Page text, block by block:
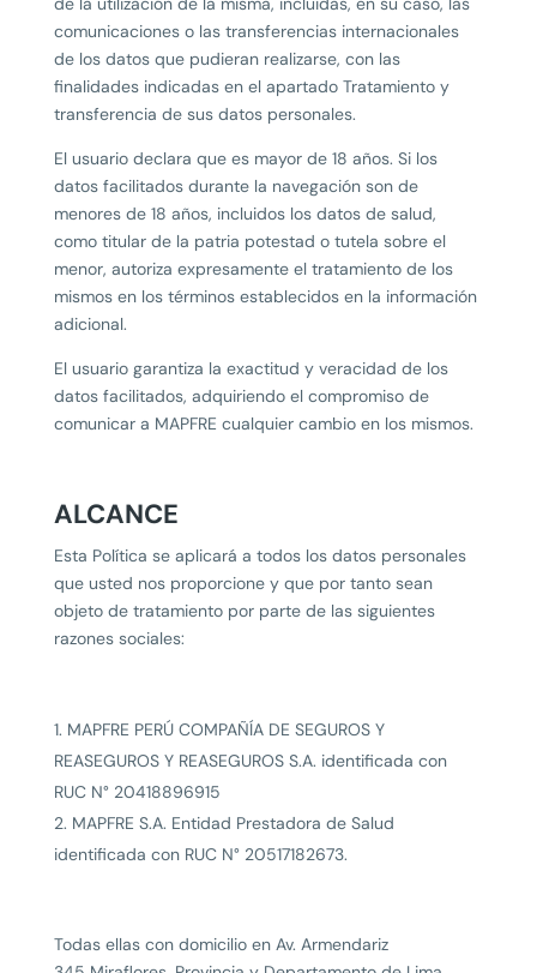
comunicaciones o las transferencias internacionales
de los datos que pudieran realizarse, con las
finalidades indicadas en el apartado Tratamiento y
transferencia de sus datos personales.
El usuario declara que es mayor de 18 años. Si los
datos facilitados durante la navegación son de
menores de 18 años, incluidos los datos de salud,
como titular de la patria potestad o tutela sobre el
menor, autoriza expresamente el tratamiento de los
mismos en los términos establecidos en la información
adicional.
El usuario garantiza la exactitud y veracidad de los
datos facilitados, adquiriendo el compromiso de
comunicar a MAPFRE cualquier cambio en los mismos.
ALCANCE
Esta Política se aplicará a todos los datos personales
que usted nos proporcione y que por tanto sean
objeto de tratamiento por parte de las siguientes
razones sociales:
MAPFRE PERÚ COMPAÑÍA DE SEGUROS Y
REASEGUROS Y REASEGUROS S.A. identificada con
RUC N° 20418896915
MAPFRE S.A. Entidad Prestadora de Salud
identificada con RUC N° 20517182673.
Todas ellas con domicilio en Av. Armendariz